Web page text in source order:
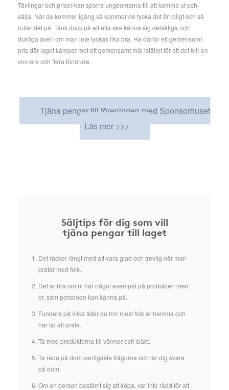
Tävlingar och priser kan sporra ungdomarna till att komma ut och
sälja. När de kommer igång så kommer de tycka det är roligt och så
rullar det på. Tänk dock på att alla ska känna sig delaktiga och
duktiga även om man inte lyckas lika bra. Ha därför ett gemensamt
pris där laget kämpar mot ett gemensamt mål istället för att det blir en
vinnare och flera förlorare.
Tjäna pengar till föreningen med Sponsorhuset
- Läs mer >>>
Säljtips för dig som vill
tjäna pengar till laget
Det räcker långt med att vara glad och trevlig när man
pratar med folk.
Det är bra om ni har något exempel på produkten med
er, som personen kan känna på.
Fundera på vilka tider du tror mest folk är hemma och
har tid att prata.
Ta med produkterna till vänner och släkt.
Ta reda på dom vanligaste frågorna och lär dig svara
på dom.
Om en person bestämt sig att köpa, var inte rädd för att